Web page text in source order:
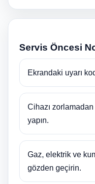
Servis Öncesi
Ekrandaki uyarı
Cihazı
yapın.
Gaz, elektrik ve
gözden geçirin.